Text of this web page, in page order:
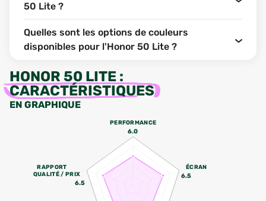
50 Lite ?
Quelles sont les options de couleurs
disponibles pour l'Honor 50 Lite ?
HONOR 50 LITE :
CARACTÉRISTIQUES
EN GRAPHIQUE
PERFORMANCE
6.0
ÉCRAN
6.5
RAPPORT
QUALITÉ / PRIX
6.5